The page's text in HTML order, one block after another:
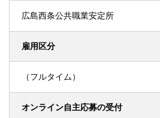
広島西条公共職業安定所
雇用区分
（フルタイム）
オンライン自主応募の受付